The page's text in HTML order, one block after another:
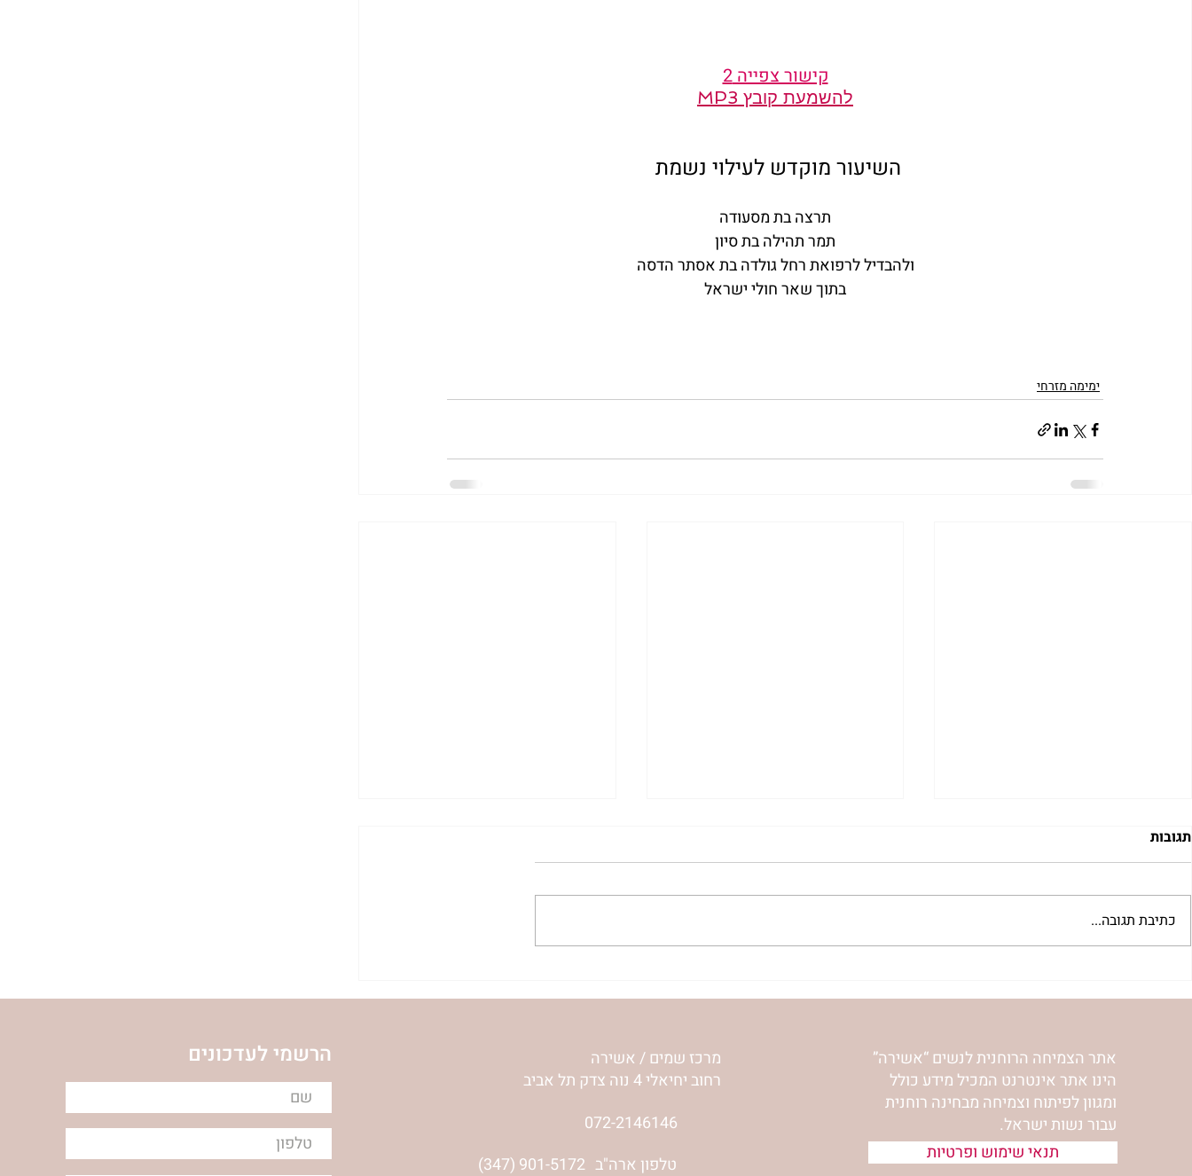
קישור צפייה 2
להשמעת קובץ MP3
השיעור מוקדש לעילוי נשמת
תרצה בת מסעודה
תמר תהילה בת סיון
ולהבדיל לרפואת רחל גולדה בת אסתר הדסה
בתוך שאר חולי ישראל
ימימה מזרחי
שיעור לט"ו באב | הר' ימימה
השיעור לתשעה באב | הר'
אוהב" | ראש חודש אב
תגובות
כתיבת תגובה...
הרשמי לעדכונים
מרכז שמים / אשירה
רחוב יחיאלי 4 נוה צדק תל אביב
072-2146146
(347) 901-5172 טלפון ארה"ב
אתר הצמיחה הרוחנית לנשים “אשירה”
הינו אתר אינטרנט המכיל מידע כולל
ומגוון לפיתוח וצמיחה מבחינה רוחנית
עבור נשות ישראל.
תנאי שימוש ופרטיות